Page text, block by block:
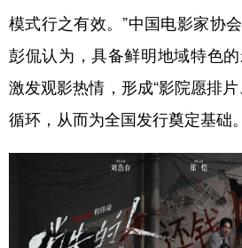
模式行之有效。”中国电影家协
彭侃认为，具备鲜明地域特色
激发观影热情，形成“影院愿排
循环，从而为全国发行奠定基础。